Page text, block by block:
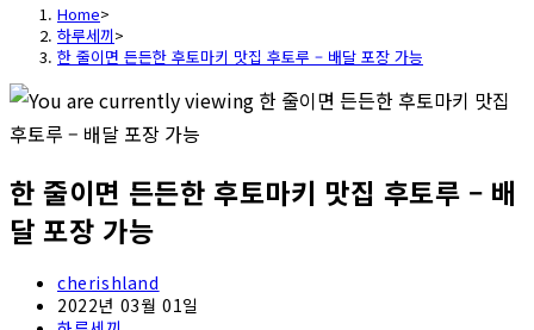
Home>
하루세끼>
한 줄이면 든든한 후토마키 맛집 후토루 – 배달 포장 가능
한 줄이면 든든한 후토마키 맛집 후토루 – 배
달 포장 가능
Post
author:
cherishland
Post
2022년 03월 01일